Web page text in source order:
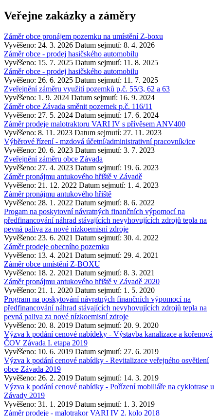
Veřejne zakázky a záměry
Záměr obce pronájem pozemku na umístění Z-boxu
Vyvěšeno: 24. 3. 2026 Datum sejmutí: 8. 4. 2026
Záměr obce - prodej hasičského automobilu
Vyvěšeno: 15. 7. 2025 Datum sejmutí: 11. 8. 2025
Záměr obce - prodej hasičského automobilu
Vyvěšeno: 26. 6. 2025 Datum sejmutí: 11. 7. 2025
Zveřejnění záměru využití pozemků p.č. 55/3, 62 a 63
Vyvěšeno: 1. 9. 2024 Datum sejmutí: 16. 9. 2024
Záměr obce Závada směnit pozemek p.č. 116/11
Vyvěšeno: 27. 5. 2024 Datum sejmutí: 17. 6. 2024
Záměr prodeje malotraktoru VARI IV s přívěsem ANV400
Vyvěšeno: 8. 11. 2023 Datum sejmutí: 27. 11. 2023
Výběrové řízení - mzdová účetní/administrativní pracovník/ice
Vyvěšeno: 20. 6. 2023 Datum sejmutí: 3. 7. 2023
Zveřejnění záměru obce Závada
Vyvěšeno: 27. 4. 2023 Datum sejmutí: 19. 6. 2023
Záměr pronájmu antukového hřiště v Závadě
Vyvěšeno: 21. 12. 2022 Datum sejmutí: 1. 4. 2023
Záměr pronájmu antukového hřiště
Vyvěšeno: 28. 1. 2022 Datum sejmutí: 8. 6. 2022
Progam na poskytovní návratných finančních výpomocí na
předfinancování náhrad stávajících nevyhovujících zdrojů tepla na
pevná paliva za nové nízkoemisní zdroje
Vyvěšeno: 23. 6. 2021 Datum sejmutí: 30. 4. 2022
Záměr prodeje obecního pozemku
Vyvěšeno: 13. 4. 2021 Datum sejmutí: 29. 4. 2021
Záměr obce umístění Z-BOXU
Vyvěšeno: 18. 2. 2021 Datum sejmutí: 8. 3. 2021
Záměr pronájmu antukového hřiště v Závadě 2020
Vyvěšeno: 21. 1. 2020 Datum sejmutí: 1. 5. 2020
Program na poskytování návratných finančních výpomocí na
předfinancování náhrad stávajících nevyhovujících zdrojů tepla na
pevná paliva za nové nízkoemisní zdroje
Vyvěšeno: 20. 8. 2019 Datum sejmutí: 20. 9. 2020
Výzva k podání cenové nabídeky - Výstavba kanalizace a kořenová
ČOV Závada I. etapa 2019
Vyvěšeno: 10. 6. 2019 Datum sejmutí: 27. 6. 2019
Výzva k podání cenové nabídky - Revitalizace veřejného osvětlení
obce Závada 2019
Vyvěšeno: 26. 2. 2019 Datum sejmutí: 14. 3. 2019
Výzva k podání cenové nabídky - Pořízení mobiliáře na cyklotrase u
Závady 2019
Vyvěšeno: 31. 1. 2019 Datum sejmutí: 1. 3. 2019
Záměr prodeje - malotrakor VARI IV 2. kolo 2018